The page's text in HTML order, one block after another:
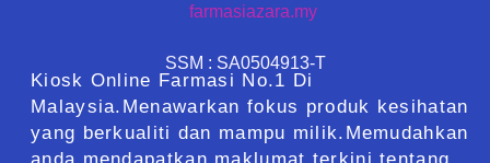
SSM : SA0504913-T
Kiosk Online Farmasi No.1 Di
Malaysia.Menawarkan fokus produk kesihatan
yang berkualiti dan mampu milik.Memudahkan
anda mendapatkan maklumat terkini tentang